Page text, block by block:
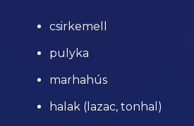
csirkemell
pulyka
marhahús
halak (lazac, tonhal)